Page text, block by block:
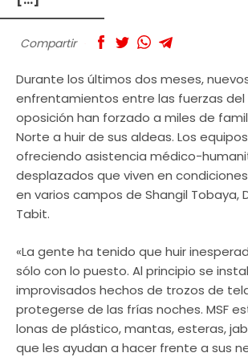
Compartir
Durante los últimos dos meses,
enfrentamientos entre las fuerzas del
oposición han forzado a miles de
Norte a huir de sus aldeas. Los
ofreciendo asistencia médico-
desplazados que viven en
en varios campos de Shangil Tobaya,
Tabit.
«La gente ha tenido que huir
sólo con lo puesto. Al principio se
improvisados hechos de trozos de
protegerse de las frías noches. MSF
lonas de plástico, mantas, esteras,
que les ayudan a hacer frente a sus